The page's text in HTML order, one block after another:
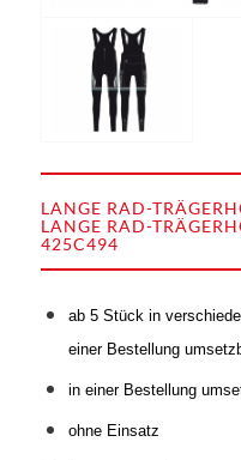
LANGE RAD-
LANGE RAD-
425C494
ab 5 Stück in
einer Bestellung
in einer Bestellung
ohne Einsatz